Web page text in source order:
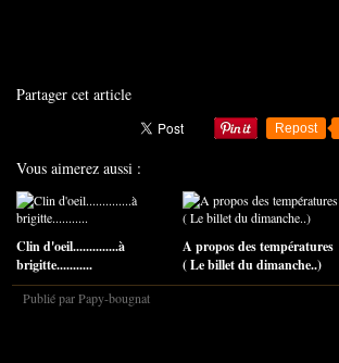
Partager cet article
Repost
Vous aimerez aussi :
Clin d'oeil..............à
brigitte...........
A propos des températures
( Le billet du dimanche..)
Publié par Papy-bougnat